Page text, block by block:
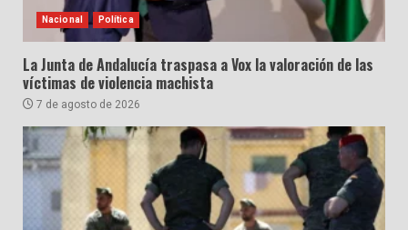
Nacional Política
La Junta de Andalucía traspasa a Vox la valoración de las
víctimas de violencia machista
7 de agosto de 2026